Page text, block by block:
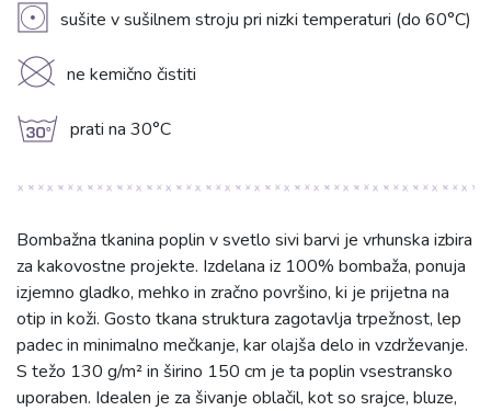
V sušite v sušilnem stroju pri nizki temperaturi (do 60°C)
K ne kemično čistiti
g prati na 30°C
Bombažna tkanina poplin v svetlo sivi barvi je vrhunska izbira
za kakovostne projekte. Izdelana iz 100% bombaža, ponuja
izjemno gladko, mehko in zračno površino, ki je prijetna na
otip in koži. Gosto tkana struktura zagotavlja trpežnost, lep
padec in minimalno mečkanje, kar olajša delo in vzdrževanje.
S težo 130 g/m² in širino 150 cm je ta poplin vsestransko
uporaben. Idealen je za šivanje oblačil, kot so srajce, bluze,